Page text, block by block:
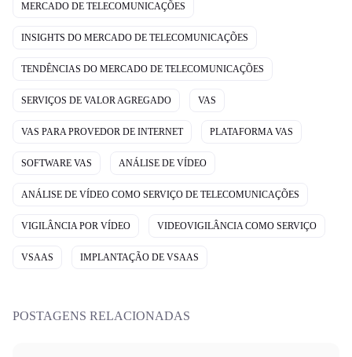
MERCADO DE TELECOMUNICAÇÕES
INSIGHTS DO MERCADO DE TELECOMUNICAÇÕES
TENDÊNCIAS DO MERCADO DE TELECOMUNICAÇÕES
SERVIÇOS DE VALOR AGREGADO VAS
VAS PARA PROVEDOR DE INTERNET PLATAFORMA VAS
SOFTWARE VAS ANÁLISE DE VÍDEO
ANÁLISE DE VÍDEO COMO SERVIÇO DE TELECOMUNICAÇÕES
VIGILÂNCIA POR VÍDEO VIDEOVIGILÂNCIA COMO SERVIÇO
VSAAS IMPLANTAÇÃO DE VSAAS
POSTAGENS RELACIONADAS